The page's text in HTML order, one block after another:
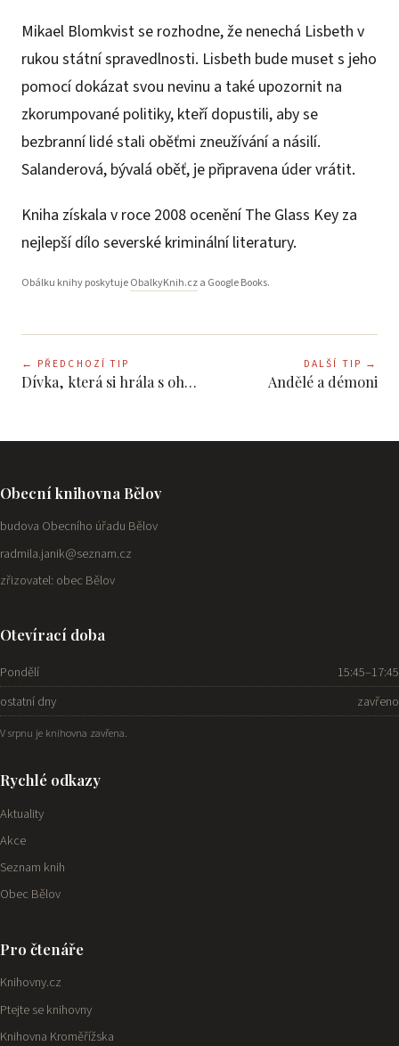
Mikael Blomkvist se rozhodne, že nenechá Lisbeth v
rukou státní spravedlnosti. Lisbeth bude muset s jeho
pomocí dokázat svou nevinu a také upozornit na
zkorumpované politiky, kteří dopustili, aby se
bezbranní lidé stali oběťmi zneužívání a násilí.
Salanderová, bývalá oběť, je připravena úder vrátit.
Kniha získala v roce 2008 ocenění The Glass Key za
nejlepší dílo severské kriminální literatury.
Obálku knihy poskytujeObalkyKnih.cza Google Books.
← PŘEDCHOZÍ TIP
Dívka, která si hrála s ohněm
DALŠÍ TIP →
Andělé a démoni
Obecní knihovna Bělov
budova Obecního úřadu Bělov
radmila.janik@seznam.cz
zřizovatel: obec Bělov
Otevírací doba
Pondělí
15:45–17:45
ostatní dny
zavřeno
V srpnu je knihovna zavřena.
Rychlé odkazy
Aktuality
Akce
Seznam knih
Obec Bělov
Pro čtenáře
Knihovny.cz
Ptejte se knihovny
Knihovna Kroměřížska